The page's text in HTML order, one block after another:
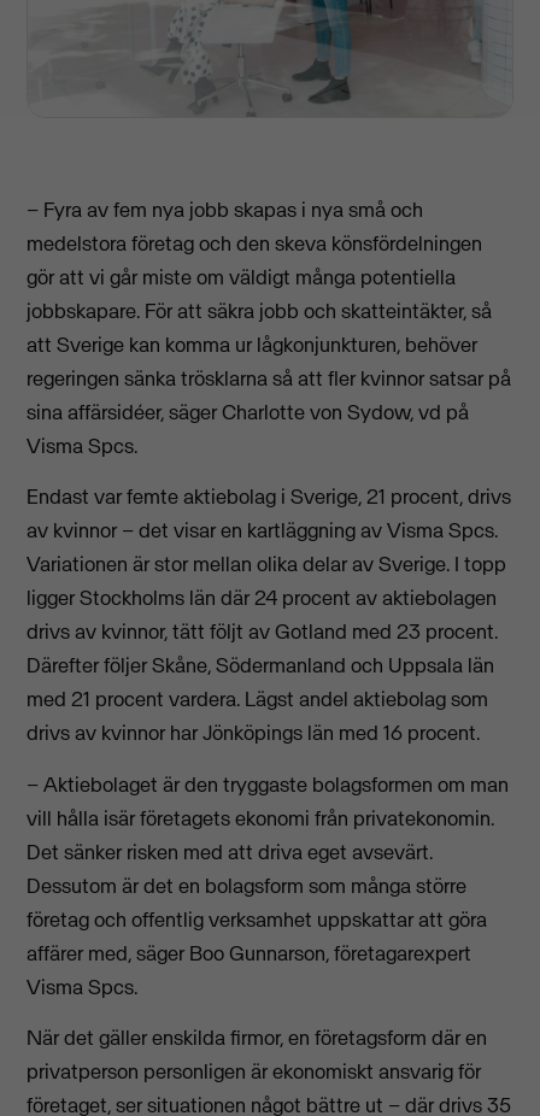
– Fyra av fem nya jobb skapas i nya små och
medelstora företag och den skeva könsfördelningen
gör att vi går miste om väldigt många potentiella
jobbskapare. För att säkra jobb och skatteintäkter, så
att Sverige kan komma ur lågkonjunkturen, behöver
regeringen sänka trösklarna så att fler kvinnor satsar på
sina affärsidéer, säger Charlotte von Sydow, vd på
Visma Spcs.
Endast var femte aktiebolag i Sverige, 21 procent, drivs
av kvinnor – det visar en kartläggning av Visma Spcs.
Variationen är stor mellan olika delar av Sverige. I topp
ligger Stockholms län där 24 procent av aktiebolagen
drivs av kvinnor, tätt följt av Gotland med 23 procent.
Därefter följer Skåne, Södermanland och Uppsala län
med 21 procent vardera. Lägst andel aktiebolag som
drivs av kvinnor har Jönköpings län med 16 procent.
– Aktiebolaget är den tryggaste bolagsformen om man
vill hålla isär företagets ekonomi från privatekonomin.
Det sänker risken med att driva eget avsevärt.
Dessutom är det en bolagsform som många större
företag och offentlig verksamhet uppskattar att göra
affärer med, säger Boo Gunnarson, företagarexpert
Visma Spcs.
När det gäller enskilda firmor, en företagsform där en
privatperson personligen är ekonomiskt ansvarig för
företaget, ser situationen något bättre ut – där drivs 35